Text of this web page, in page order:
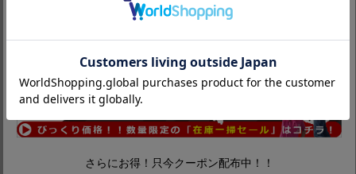
さらにお得！只今クーポン配布中！！